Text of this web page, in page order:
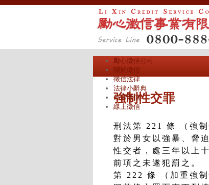
勵心徵信公司
關於徵信
徵信法律
法律小辭典
外遇徵信
線上徵信
強制性交罪
刑法第 221 條 （強制
對於男女以強暴、脅
性交者，處三年以上
前項之未遂犯罰之。
第 222 條 （加重強制